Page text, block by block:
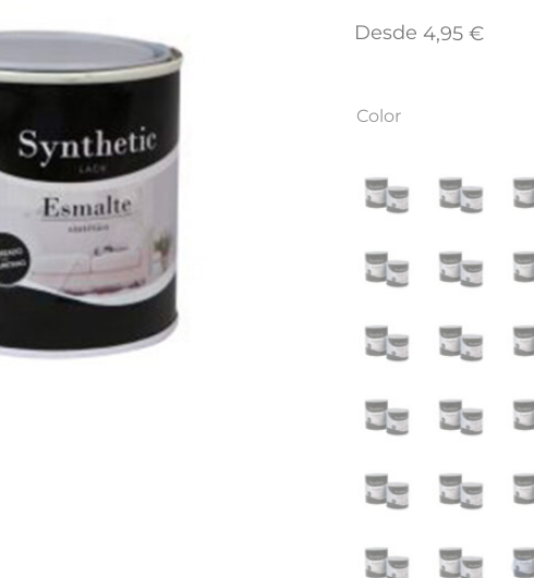
Desde 4,95 €
Color